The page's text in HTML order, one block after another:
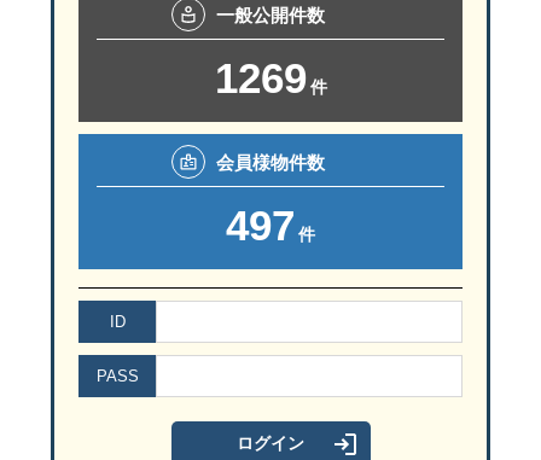
一般公開件数
1269 件
会員様物件数
497 件
ID
PASS